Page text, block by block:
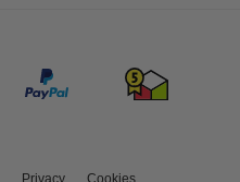
Privacy Cookies